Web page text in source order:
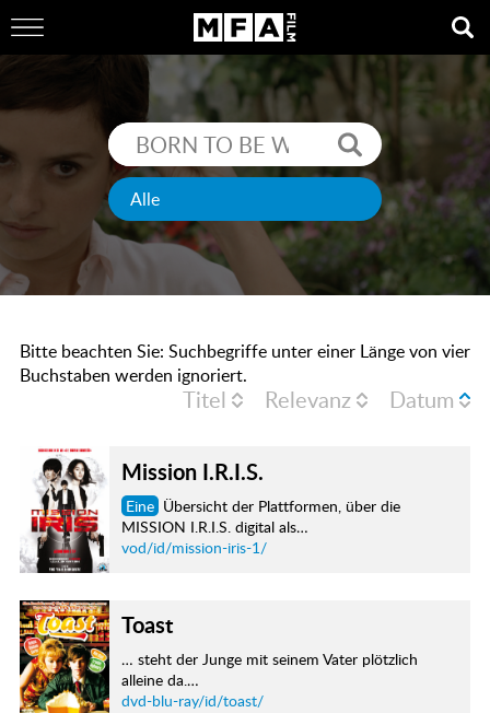
Bitte beachten Sie: Suchbegriffe unter einer Länge von vier
Buchstaben werden ignoriert.
Titel Relevanz Datum
Mission I.R.I.S.
Eine Übersicht der Plattformen, über die
MISSION I.R.I.S. digital als…
vod/id/mission-iris-1/
Toast
… steht der Junge mit seinem Vater plötzlich
alleine da.…
dvd-blu-ray/id/toast/